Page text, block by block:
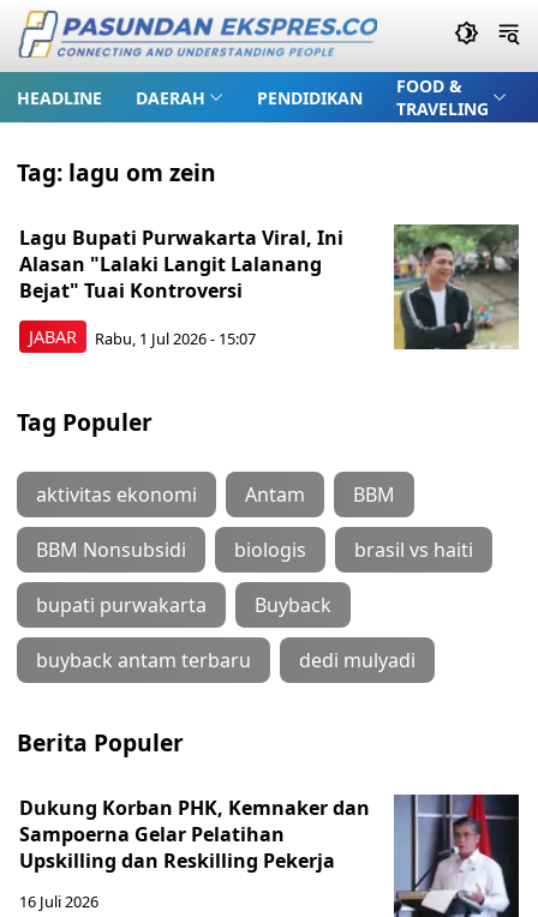
HEADLINE DAERAH PENDIDIKAN
FOOD &
TRAVELING
Tag: lagu om zein
JABAR
Lagu Bupati Purwakarta Viral, Ini
Alasan "Lalaki Langit Lalanang
Bejat" Tuai Kontroversi
Rabu, 1 Jul 2026 - 15:07
Tag Populer
aktivitas ekonomi Antam BBM
BBM Nonsubsidi biologis brasil vs haiti
bupati purwakarta Buyback
buyback antam terbaru dedi mulyadi
Berita Populer
Dukung Korban PHK, Kemnaker dan
Sampoerna Gelar Pelatihan
Upskilling dan Reskilling Pekerja
16 Juli 2026